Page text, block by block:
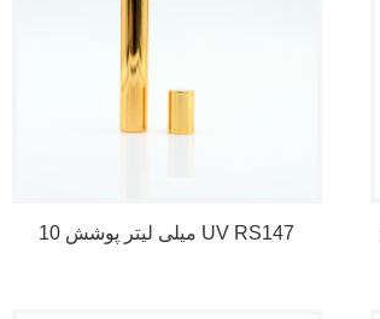
10 میلی لیتر پوشش UV RS147